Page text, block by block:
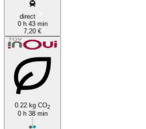
direct
0 h 43 min
7,20 €
0.22 kg CO2
0 h 38 min